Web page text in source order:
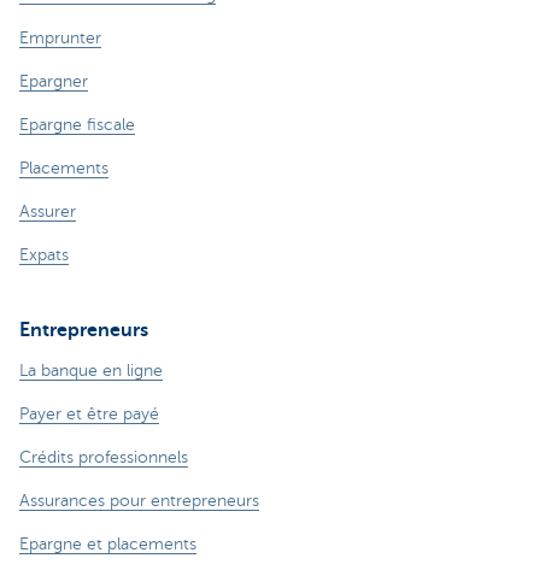
Emprunter
Epargner
Epargne fiscale
Placements
Assurer
Expats
Entrepreneurs
La banque en ligne
Payer et être payé
Crédits professionnels
Assurances pour entrepreneurs
Epargne et placements